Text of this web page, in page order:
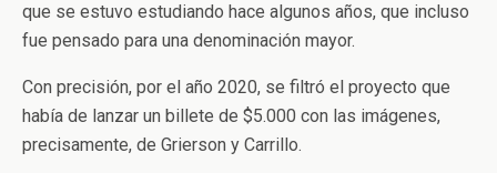
que se estuvo estudiando hace algunos años, que incluso
fue pensado para una denominación mayor.
Con precisión, por el año 2020, se filtró el proyecto que
había de lanzar un billete de $5.000 con las imágenes,
precisamente, de Grierson y Carrillo.